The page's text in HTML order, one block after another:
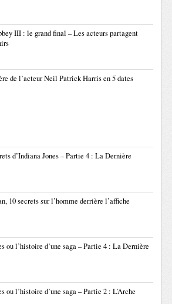
III : le grand final – Les acteurs partagent
de l’acteur Neil Patrick Harris en 5 dates
d’Indiana Jones – Partie 4 : La Dernière
10 secrets sur l’homme derrière l’affiche
ou l’histoire d’une saga – Partie 4 : La Dernière
ou l’histoire d’une saga – Partie 2 : L’Arche